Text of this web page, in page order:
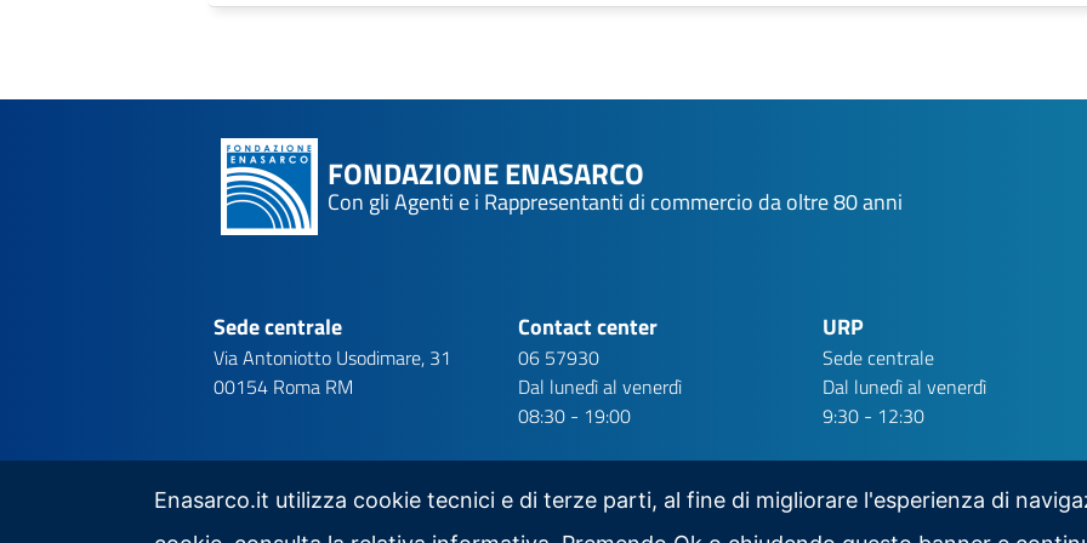
FONDAZIONE ENASARCO
Con gli Agenti e i Rappresentanti di commercio da oltre 80 anni
Sede centrale
Via Antoniotto Usodimare, 31
00154 Roma RM
Contact center
06 57930
Dal lunedì al venerdì
08:30 - 19:00
URP
Sede centrale
Dal lunedì al venerdì
9:30 - 12:30
Enasarco.it utilizza cookie tecnici e di terze parti, al fine di migliorare l'esperienza di